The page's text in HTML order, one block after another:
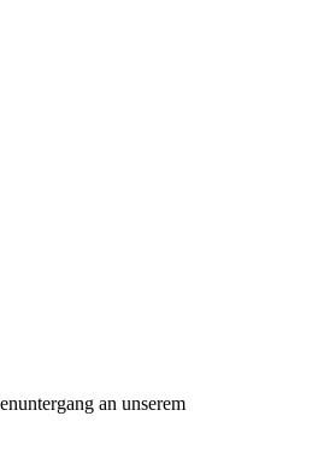
an unserem